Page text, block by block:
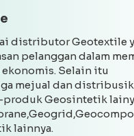
distributor Geotextile
pelanggan dalam
Selain itu
mejual dan
Geosintetik
lainnya.